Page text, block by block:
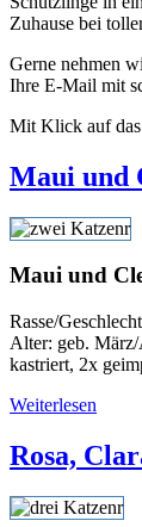
Zuhause bei
Gerne nehmen
Ihre E-Mail mit
Mit Klick auf das
Maui und
Maui und
Rasse/
Alter: geb.
kastriert, 2x
Weiterlesen
Rosa,